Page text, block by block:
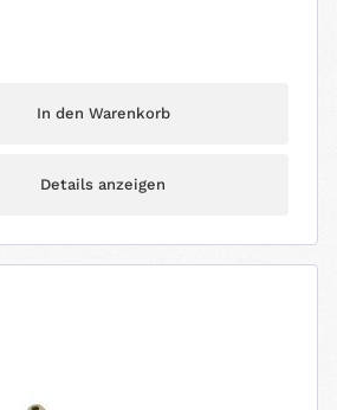
In den Warenkorb
Details anzeigen